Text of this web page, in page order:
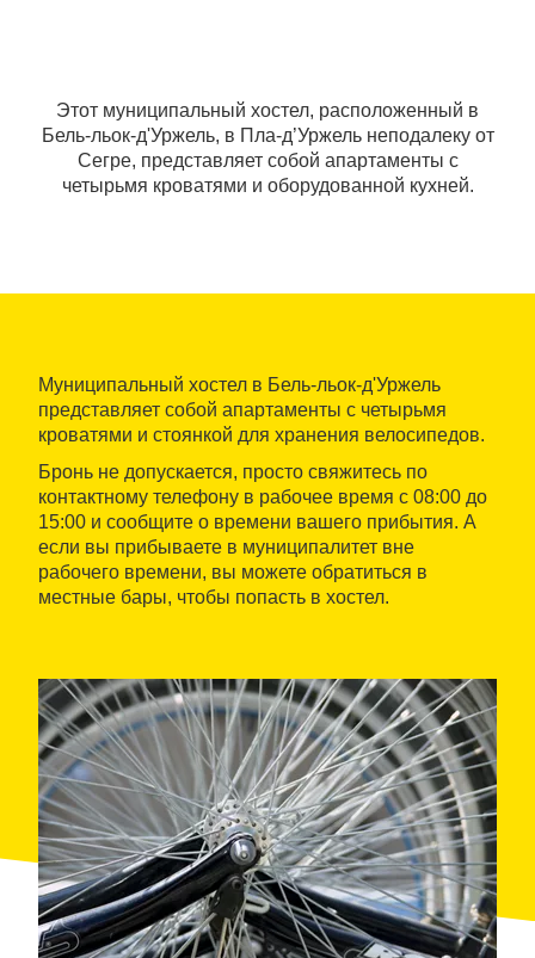
Этот муниципальный хостел, расположенный в
Бель-льок-д'Уржель, в Пла-д’Уржель неподалеку от
Сегре, представляет собой апартаменты с
четырьмя кроватями и оборудованной кухней.
Муниципальный хостел в Бель-льок-д'Уржель
представляет собой апартаменты с четырьмя
кроватями и стоянкой для хранения велосипедов.
Бронь не допускается, просто свяжитесь по
контактному телефону в рабочее время с 08:00 до
15:00 и сообщите о времени вашего прибытия. А
если вы прибываете в муниципалитет вне
рабочего времени, вы можете обратиться в
местные бары, чтобы попасть в хостел.